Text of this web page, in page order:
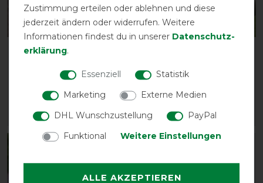
BUSSE Liner NOORVIK
vorher 79,00 €
68,70 € *
ARTIKEL MERKEN
vorher 49,00 €
42,60 € *
ARTIKEL MERKEN
Zustimmung erteilen oder ablehnen und diese
jederzeit ändern oder widerrufen. Weitere
Informationen findest du in unserer Daten­schutz­
erklärung.
Essenziell
Statistik
Marketing
Externe Medien
DHL Wunschzustellung
PayPal
Funktional
Weitere Einstellungen
ALLE AKZEPTIEREN